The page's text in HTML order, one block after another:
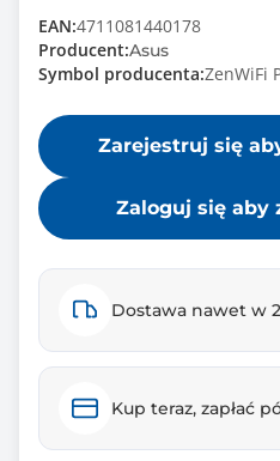
EAN:4711081440178
Producent:Asus
Symbol producenta:ZenWiFi
Zarejestruj się
Zaloguj się aby
Dostawa nawet w
Kup teraz, zapłać